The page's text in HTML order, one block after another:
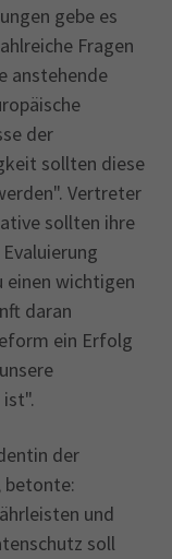
gebe es
Fragen
anstehende
der
sollten diese
Vertreter
sollten ihre
einen wichtigen
daran
ein Erfolg
der
betonte:
und
soll